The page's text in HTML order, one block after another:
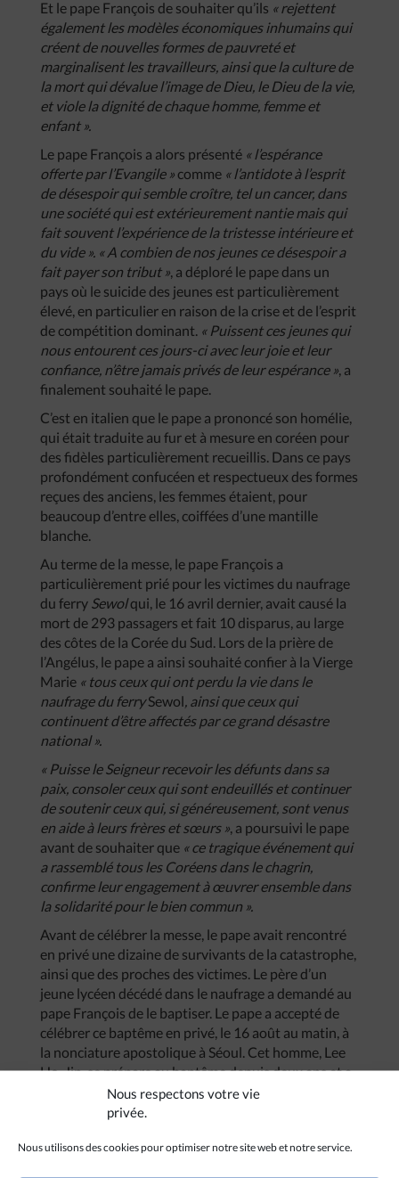
Nous respectons votre vie
privée.
Nous utilisons des cookies pour optimiser notre site web et notre service.
Et le pape François de souhaiter qu’ils « rejettent
également les modèles économiques inhumains qui
créent de nouvelles formes de pauvreté et
marginalisent les travailleurs, ainsi que la culture de
la mort qui dévalue l’image de Dieu, le Dieu de la vie,
et viole la dignité de chaque homme, femme et
enfant ».
Le pape François a alors présenté « l’espérance
offerte par l’Evangile » comme « l’antidote à l’esprit
de désespoir qui semble croître, tel un cancer, dans
une société qui est extérieurement nantie mais qui
fait souvent l’expérience de la tristesse intérieure et
du vide ». « A combien de nos jeunes ce désespoir a
fait payer son tribut », a déploré le pape dans un
pays où le suicide des jeunes est particulièrement
élevé, en particulier en raison de la crise et de l’esprit
de compétition dominant. « Puissent ces jeunes qui
nous entourent ces jours-ci avec leur joie et leur
confiance, n’être jamais privés de leur espérance », a
finalement souhaité le pape.
C’est en italien que le pape a prononcé son homélie,
qui était traduite au fur et à mesure en coréen pour
des fidèles particulièrement recueillis. Dans ce pays
profondément confucéen et respectueux des formes
reçues des anciens, les femmes étaient, pour
beaucoup d’entre elles, coiffées d’une mantille
blanche.
Au terme de la messe, le pape François a
particulièrement prié pour les victimes du naufrage
du ferry Sewolqui, le 16 avril dernier, avait causé la
mort de 293 passagers et fait 10 disparus, au large
des côtes de la Corée du Sud. Lors de la prière de
l’Angélus, le pape a ainsi souhaité confier à la Vierge
Marie « tous ceux qui ont perdu la vie dans le
naufrage du ferrySewol, ainsi que ceux qui
continuent d’être affectés par ce grand désastre
national ».
« Puisse le Seigneur recevoir les défunts dans sa
paix, consoler ceux qui sont endeuillés et continuer
de soutenir ceux qui, si généreusement, sont venus
en aide à leurs frères et sœurs », a poursuivi le pape
avant de souhaiter que « ce tragique événement qui
a rassemblé tous les Coréens dans le chagrin,
confirme leur engagement à œuvrer ensemble dans
la solidarité pour le bien commun ».
Avant de célébrer la messe, le pape avait rencontré
en privé une dizaine de survivants de la catastrophe,
ainsi que des proches des victimes. Le père d’un
jeune lycéen décédé dans le naufrage a demandé au
pape François de le baptiser. Le pape a accepté de
célébrer ce baptême en privé, le 16 août au matin, à
la nonciature apostolique à Séoul. Cet homme, Lee
Ho-Jin, se prépare au baptême depuis deux ans et a
effectué, avec d’autres, un pèlerinage de 900 km à
pied entre sa ville d’origine et le port de départ du
I-Media )